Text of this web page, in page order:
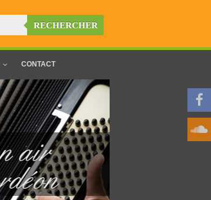
RECHERCHER
CONTACT